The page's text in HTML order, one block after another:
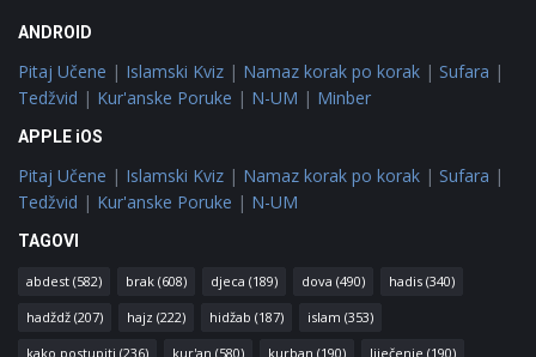
ANDROID
Pitaj Učene | Islamski Kviz | Namaz korak po korak | Sufara |
Tedžvid | Kur'anske Poruke | N-UM | Minber
APPLE iOS
Pitaj Učene | Islamski Kviz | Namaz korak po korak | Sufara |
Tedžvid | Kur'anske Poruke | N-UM
TAGOVI
abdest (582) brak (608) djeca (189) dova (490) hadis (340)
hadždž (207) hajz (222) hidžab (187) islam (353)
kako postupiti (236) kur'an (580) kurban (190) liječenje (190)